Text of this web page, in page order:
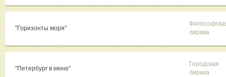
"Горизонты моря"
лирика
"Петербург в июне"
Городская
лирика